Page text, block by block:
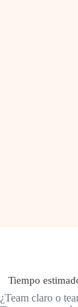
¿Team claro o